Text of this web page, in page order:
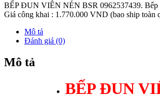
BẾP ĐUN VIÊN NÉN BSR 0962537439. Bếp
Giá công khai : 1.770.000 VND (bao ship toàn
Mô tả
Đánh giá (0)
Mô tả
BẾP ĐUN